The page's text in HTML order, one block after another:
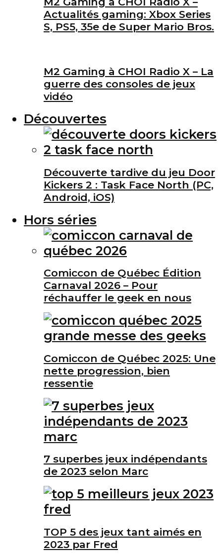
Actualités gaming: Xbox Series
S, PS5, 35e de Super Mario Bros.
M2 Gaming à CHOI Radio X – La
guerre des consoles de jeux
vidéo
Découvertes
Découverte tardive du jeu Door
Kickers 2 : Task Face North (PC,
Android, iOS)
Hors séries
Comiccon de Québec Édition
Carnaval 2026 – Pour
réchauffer le geek en nous
Comiccon de Québec 2025: Une
nette progression, bien
ressentie
7 superbes jeux indépendants
de 2023 selon Marc
TOP 5 des jeux tant aimés en
2023 par Fred